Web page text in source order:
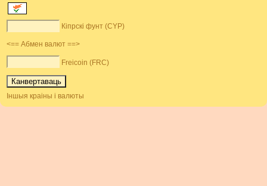
Кіпрскі фунт (CYP)
<== Абмен валют ==>
Freicoin (FRC)
Іншыя краіны і валюты